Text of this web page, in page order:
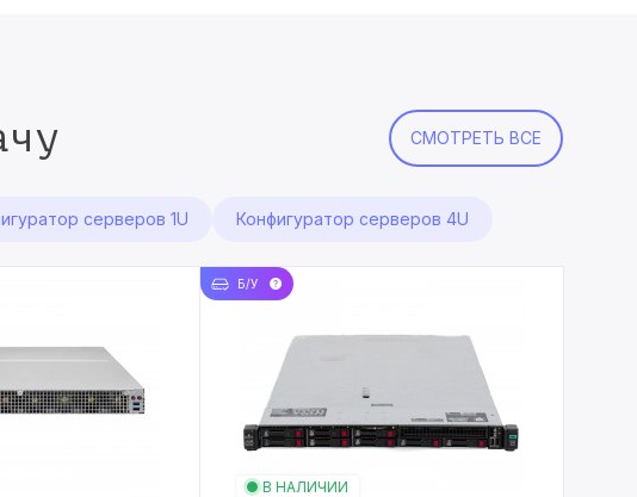
СМОТРЕТЬ ВСЕ
серверов 1U Конфигуратор серверов 4U
Б/У
В НАЛИЧИИ